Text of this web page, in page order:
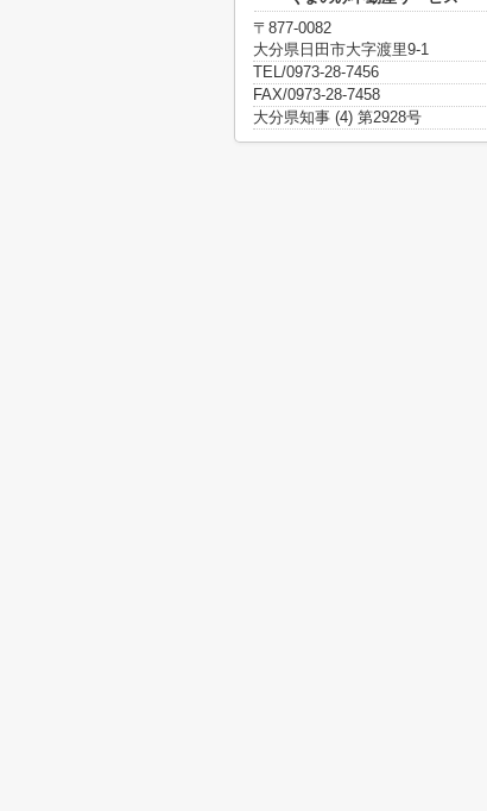
〒877-0082
大分県日田市大字渡里9-1
TEL/0973-28-7456
FAX/0973-28-7458
大分県知事 (4) 第2928号